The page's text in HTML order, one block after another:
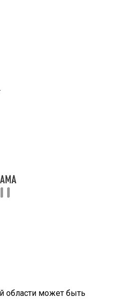
области может быть